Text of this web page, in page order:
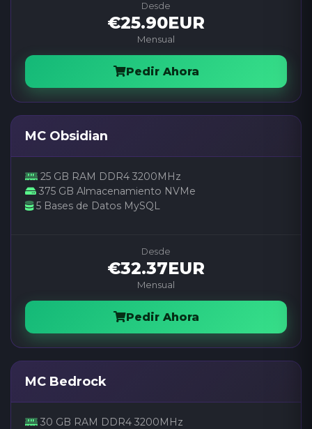
Desde
€25.90EUR
Mensual
Pedir Ahora
MC Obsidian
25 GB RAM DDR4 3200MHz
375 GB Almacenamiento NVMe
5 Bases de Datos MySQL
Desde
€32.37EUR
Mensual
Pedir Ahora
MC Bedrock
30 GB RAM DDR4 3200MHz